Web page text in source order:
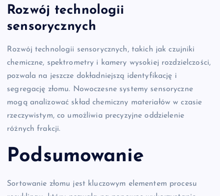
Rozwój technologii
sensorycznych
Rozwój technologii sensorycznych, takich jak czujniki
chemiczne, spektrometry i kamery wysokiej rozdzielczości,
pozwala na jeszcze dokładniejszą identyfikację i
segregację złomu. Nowoczesne systemy sensoryczne
mogą analizować skład chemiczny materiałów w czasie
rzeczywistym, co umożliwia precyzyjne oddzielenie
różnych frakcji.
Podsumowanie
Sortowanie złomu jest kluczowym elementem procesu